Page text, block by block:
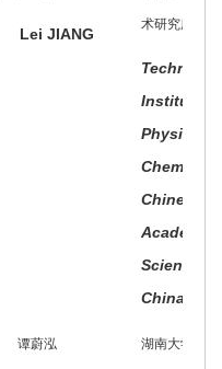
Lei JIANG
术研究所
Technical
Institute of
Physics
Chemistry,
Chinese
Academy
Sciences,
China
谭蔚泓 湖南大学